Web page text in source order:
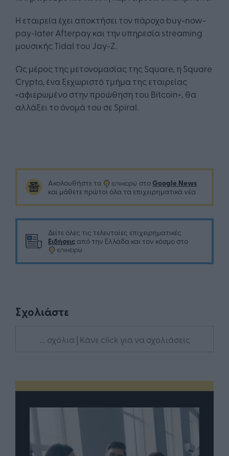
Η εταιρεία έχει αποκτήσει τον πάροχο buy-now-
pay-later Afterpay και την υπηρεσία streaming
μουσικής Tidal του Jay-Z.
Ως μέρος της μετονομασίας της Square, η Square
Crypto, ένα ξεχωριστό τμήμα της εταιρείας
«αφιερωμένο στην προώθηση του Bitcoin», θα
αλλάξει το όνομά του σε Spiral.
Ακολουθήστε το στο Google News
και μάθετε πρώτοι όλα τα επιχειρηματικά νέα
Δείτε όλες τις τελευταίες επιχειρηματικές
Ειδήσεις από την Ελλάδα και τον κόσμο στο
Σχολιάστε
... σχόλια | Κάνε click για να σχολιάσεις